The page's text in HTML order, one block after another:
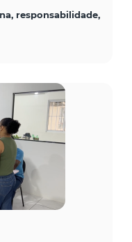
responsabilidade,